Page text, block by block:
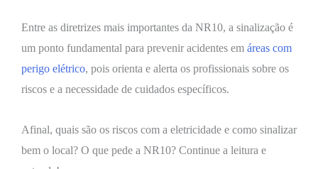
Entre as diretrizes mais importantes da NR10, a sinalização é
um ponto fundamental para prevenir acidentes em áreas com
perigo elétrico, pois orienta e alerta os profissionais sobre os
riscos e a necessidade de cuidados específicos.
Afinal, quais são os riscos com a eletricidade e como sinalizar
bem o local? O que pede a NR10? Continue a leitura e